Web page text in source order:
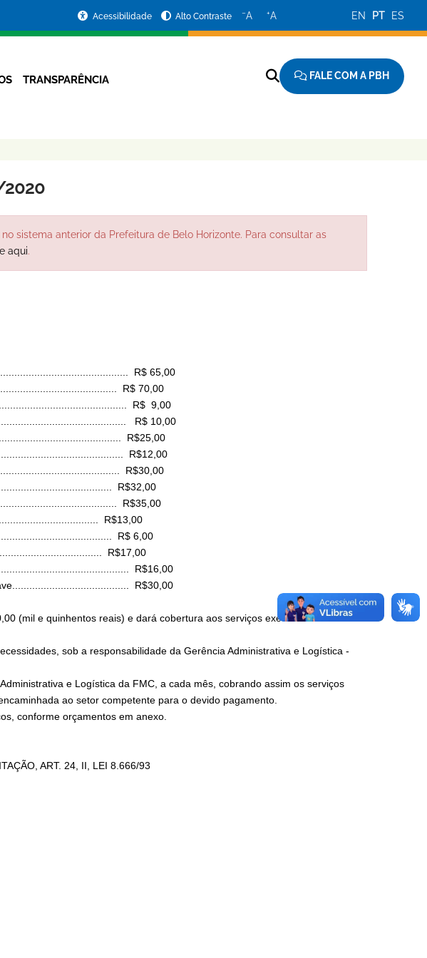
Acessibilidade Alto Contraste −A +A EN PT ES
TRANSPARÊNCIA FALE COM A PBH
2020
sistema anterior da Prefeitura de Belo Horizonte. Para consultar as
aqui.
R$ 65,00
R$ 70,00
R$ 9,00
R$ 10,00
R$25,00
R$12,00
R$30,00
R$32,00
R$35,00
R$13,00
R$ 6,00
R$17,00
R$16,00
R$30,00
(mil e quinhentos reais) e dará cobertura aos serviços executados até esse
sob a responsabilidade da Gerência Administrativa e Logística -
e Logística da FMC, a cada mês, cobrando assim os serviços
ao setor competente para o devido pagamento.
conforme orçamentos em anexo.
ART. 24, II, LEI 8.666/93